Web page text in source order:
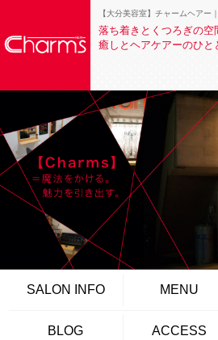
【大分美容室】チャームヘアー
落ち着きとくつろぎの空
癒しとヘアケアーのひと
SALON INFO MENU
BLOG ACCESS